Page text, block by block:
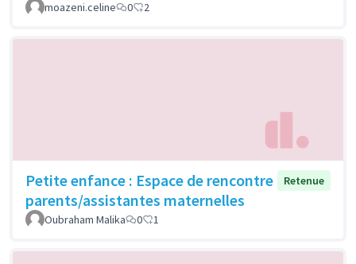
moazeni.celine 0 2
Petite enfance : Espace de rencontre
parents/assistantes maternelles
Retenue
Oubraham Malika 0 1